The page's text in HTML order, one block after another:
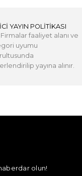
YAYIN POLİTİKASI
faaliyet alanı ve
uyumu
yayına alınır.
olun!